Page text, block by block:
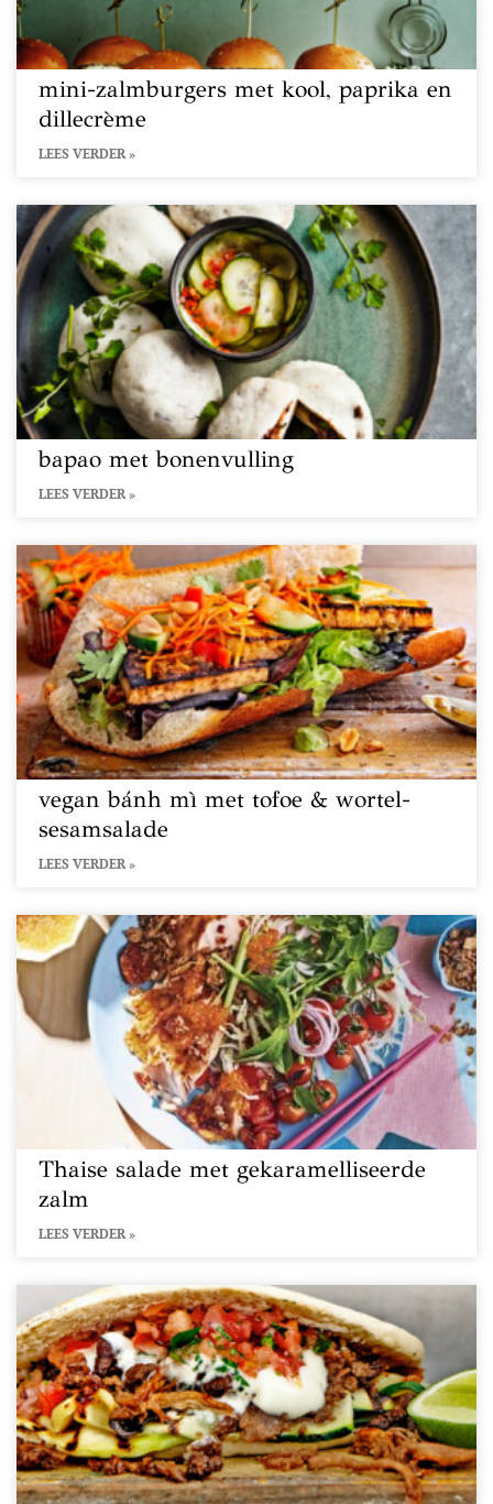
mini-zalmburgers met kool, paprika en
dillecrème
LEES VERDER »
bapao met bonenvulling
LEES VERDER »
vegan bánh mì met tofoe & wortel-
sesamsalade
LEES VERDER »
Thaise salade met gekaramelliseerde
zalm
LEES VERDER »